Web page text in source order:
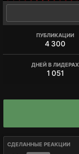
ПУБЛИКАЦИИ
4 300
ДНЕЙ В ЛИДЕРАХ
1 051
СДЕЛАННЫЕ РЕАКЦИИ